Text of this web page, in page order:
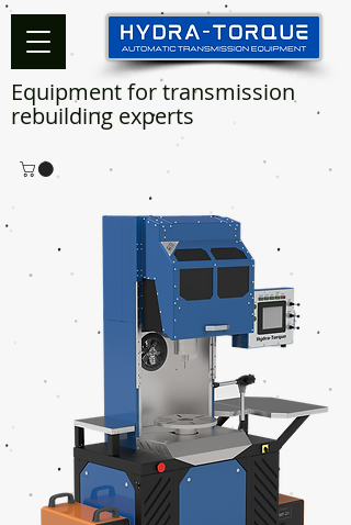
Equipment for transmission
rebuilding experts